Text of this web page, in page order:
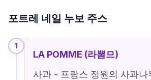
포트레 네일 누보 주스
1
LA POMME (라뽐므)
사과 - 프랑스 정원의 사과나